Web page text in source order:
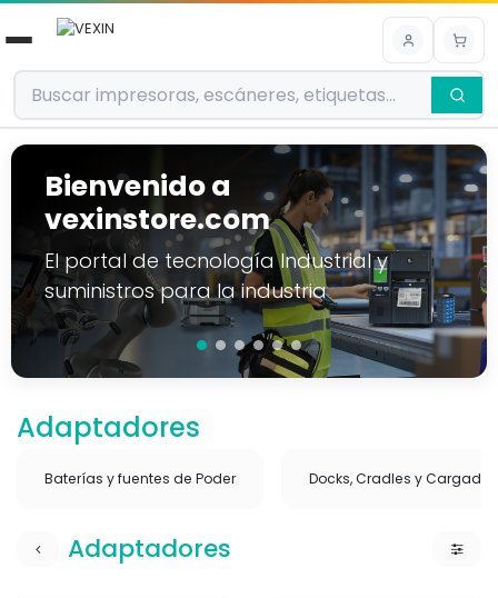
Ir al contenido
Bienvenido a
vexinstore.com
El portal de tecnología Industrial y
suministros para la industria
Adaptadores
Baterías y fuentes de Poder Docks, Cradles y
Adaptadores